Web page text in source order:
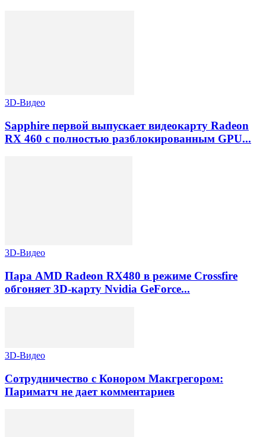
3D-Видео
Sapphire первой выпускает видеокарту Radeon
RX 460 с полностью разблокированным GPU...
3D-Видео
Пара AMD Radeon RX480 в режиме Crossfire
обгоняет 3D-карту Nvidia GeForce...
3D-Видео
Сотрудничество с Конором Макгрегором:
Париматч не дает комментариев